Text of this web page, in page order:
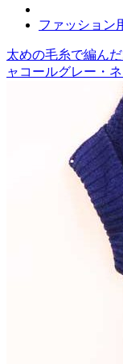
ファッション
太めの毛糸で編ん
ャコールグレー・